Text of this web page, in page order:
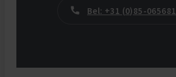
Bel: +31 (0)85-